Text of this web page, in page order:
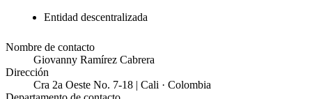
Entidad descentralizada
Nombre de contacto
Giovanny Ramírez Cabrera
Dirección
Cra 2a Oeste No. 7-18 | Cali · Colombia